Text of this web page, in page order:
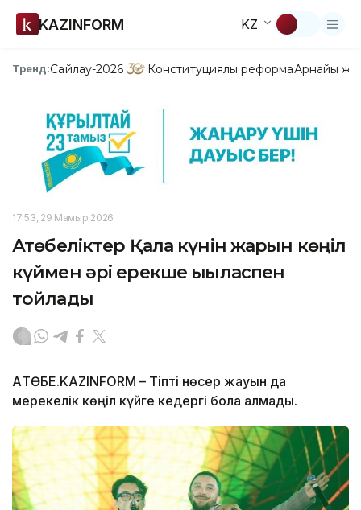
KAZINFORM KZ
Тренд:Сайлау-2026 Конституциялық реформаАрнайы
17:53, 29 Мамыр 2026
Ақтөбеліктер Қала күнін жарқын көңіл
күймен әрі ерекше ықыласпен
тойлады
АҚТӨБЕ.KAZINFORM – Тіпті нөсер жауын да
мерекелік көңіл күйге кедергі бола алмады.